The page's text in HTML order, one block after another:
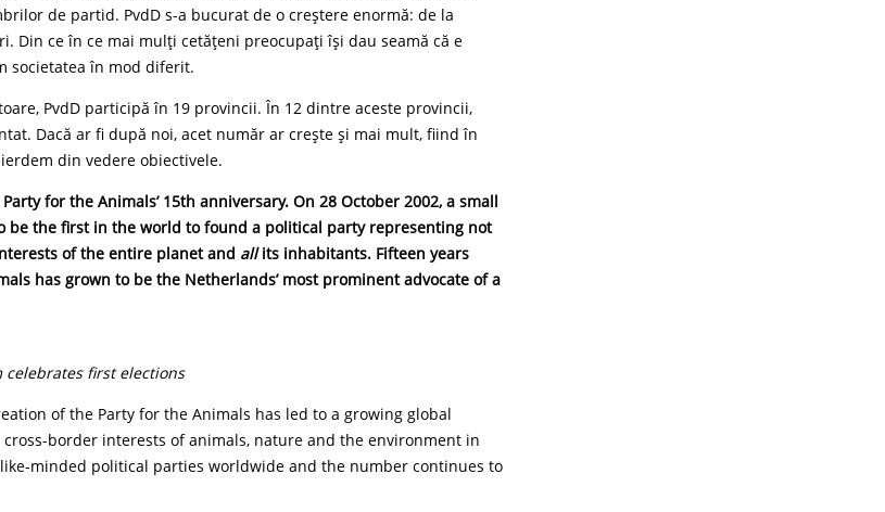
de partid. PvdD s-a bucurat de o creștere enormă: de la
Din ce în ce mai mulți cetățeni preocupați își dau seamă că e
societatea în mod diferit.
PvdD participă în 19 provincii. În 12 dintre aceste provincii,
Dacă ar fi după noi, acet număr ar crește și mai mult, fiind în
din vedere obiectivele.
for the Animals’ 15th anniversary. On 28 October 2002, a small
be the first in the world to found a political party representing not
of the entire planet and allits inhabitants. Fifteen years
has grown to be the Netherlands’ most prominent advocate of a
celebrates first elections
of the Party for the Animals has led to a growing global
border interests of animals, nature and the environment in
minded political parties worldwide and the number continues to